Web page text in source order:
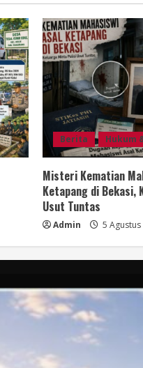
Berita Hukum
Misteri Kematian
Ketapang di Bekasi,
Usut Tuntas
Admin 5